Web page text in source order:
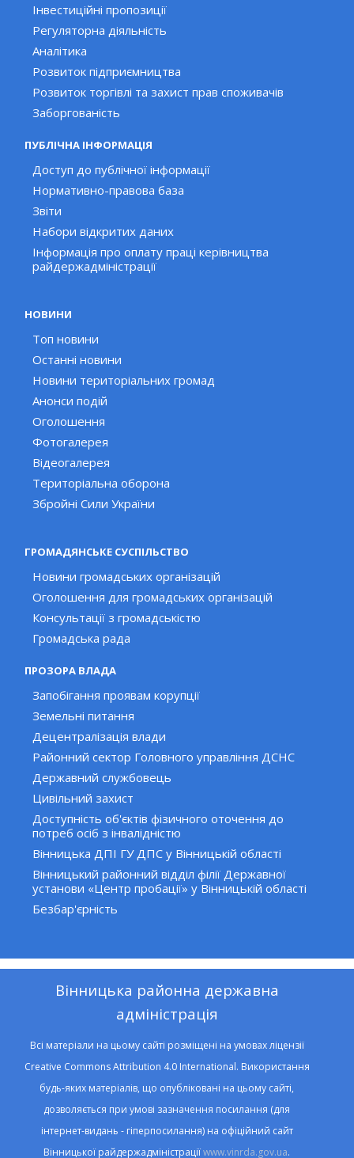
Інвестиційні пропозиції
Регуляторна діяльність
Аналітика
Розвиток підприємництва
Розвиток торгівлі та захист прав споживачів
Заборгованість
ПУБЛІЧНА ІНФОРМАЦІЯ
Доступ до публічної інформації
Нормативно-правова база
Звіти
Набори відкритих даних
Інформація про оплату праці керівництва
райдержадміністрації
НОВИНИ
Топ новини
Останні новини
Новини територіальних громад
Анонси подій
Оголошення
Фотогалерея
Відеогалерея
Територіальна оборона
Збройні Сили України
ГРОМАДЯНСЬКЕ СУСПІЛЬСТВО
Новини громадських організацій
Оголошення для громадських організацій
Консультації з громадськістю
Громадська рада
ПРОЗОРА ВЛАДА
Запобігання проявам корупції
Земельні питання
Децентралізація влади
Районний сектор Головного управління ДСНС
Державний службовець
Цивільний захист
Доступність об'єктів фізичного оточення до
потреб осіб з інвалідністю
Вінницька ДПІ ГУ ДПС у Вінницькій області
Вінницький районний відділ філії Державної
установи «Центр пробації» у Вінницькій області
Безбар'єрність
Вінницька районна державна
адміністрація
Всі матеріали на цьому сайті розміщені на умовах ліцензії
Creative Commons Attribution 4.0 International. Використання
будь-яких матеріалів, що опубліковані на цьому сайті,
дозволяється при умові зазначення посилання (для
інтернет-видань - гіперпосилання) на офіційний сайт
Вінницької райдержадміністраціїwww.vinrda.gov.ua.